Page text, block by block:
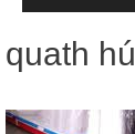
quath